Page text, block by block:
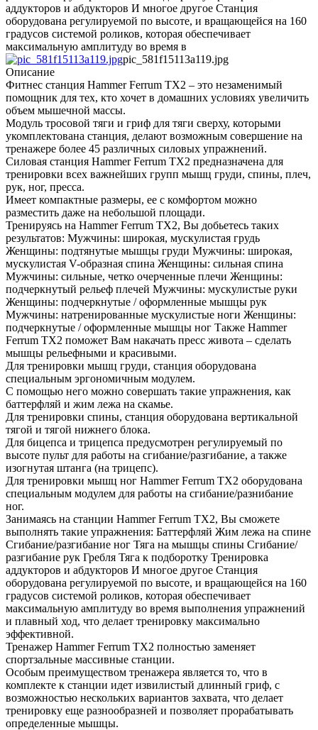
аддукторов и абдукторов И многое другое Станция
оборудована регулируемой по высоте, и вращающейся на 160
градусов системой роликов, которая обеспечивает
максимальную амплитуду во время в
pic_581f15113a119.jpg
Описание
Фитнес станция Hammer Ferrum TX2 – это незаменимый
помощник для тех, кто хочет в домашних условиях увеличить
объем мышечной массы.
Модуль тросовой тяги и гриф для тяги сверху, которыми
укомплектована станция, делают возможным совершение на
тренажере более 45 различных силовых упражнений.
Силовая станция Hammer Ferrum TX2 предназначена для
тренировки всех важнейших групп мышц груди, спины, плеч,
рук, ног, пресса.
Имеет компактные размеры, ее с комфортом можно
разместить даже на небольшой площади.
Тренируясь на Hammer Ferrum TX2, Вы добьетесь таких
результатов: Мужчины: широкая, мускулистая грудь
Женщины: подтянутые мышцы груди Мужчины: широкая,
мускулистая V-образная спина Женщины: сильная спина
Мужчины: сильные, четко очерченные плечи Женщины:
подчеркнутый рельеф плечей Мужчины: мускулистые руки
Женщины: подчеркнутые / оформленные мышцы рук
Мужчины: натренированные мускулистые ноги Женщины:
подчеркнутые / оформленные мышцы ног Также Hammer
Ferrum TX2 поможет Вам накачать пресс живота – сделать
мышцы рельефными и красивыми.
Для тренировки мышц груди, станция оборудована
специальным эргономичным модулем.
С помощью него можно совершать такие упражнения, как
баттерфляй и жим лежа на скамье.
Для тренировки спины, станция оборудована вертикальной
тягой и тягой нижнего блока.
Для бицепса и трицепса предусмотрен регулируемый по
высоте пульт для работы на сгибание/разгибание, а также
изогнутая штанга (на трицепс).
Для тренировки мышц ног Hammer Ferrum TX2 оборудована
специальным модулем для работы на сгибание/разнибание
ног.
Занимаясь на станции Hammer Ferrum TX2, Вы сможете
выполнять такие упражнения: Баттерфляй Жим лежа на спине
Сгибание/разгибание ног Тяга на мышцы спины Сгибание/
разгибание рук Гребля Тяга к подборотку Тренировка
аддукторов и абдукторов И многое другое Станция
оборудована регулируемой по высоте, и вращающейся на 160
градусов системой роликов, которая обеспечивает
максимальную амплитуду во время выполнения упражнений
и плавный ход, что делает тренировку максимально
эффективной.
Тренажер Hammer Ferrum TX2 полностью заменяет
спортзальные массивные станции.
Особым преимуществом тренажера является то, что в
комплекте к станции идет извилистый длинный гриф, с
возможностью нескольких вариантов захвата, что делает
тренировку еще разнообразней и позволяет прорабатывать
определенные мышцы.